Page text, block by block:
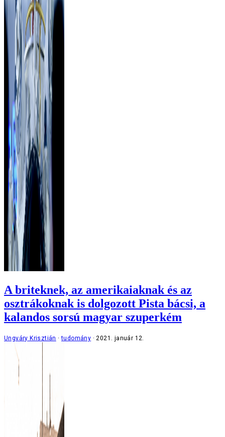
A briteknek, az amerikaiaknak és az
osztrákoknak is dolgozott Pista bácsi, a
kalandos sorsú magyar szuperkém
Ungváry Krisztián tudomány 2021. január 12.